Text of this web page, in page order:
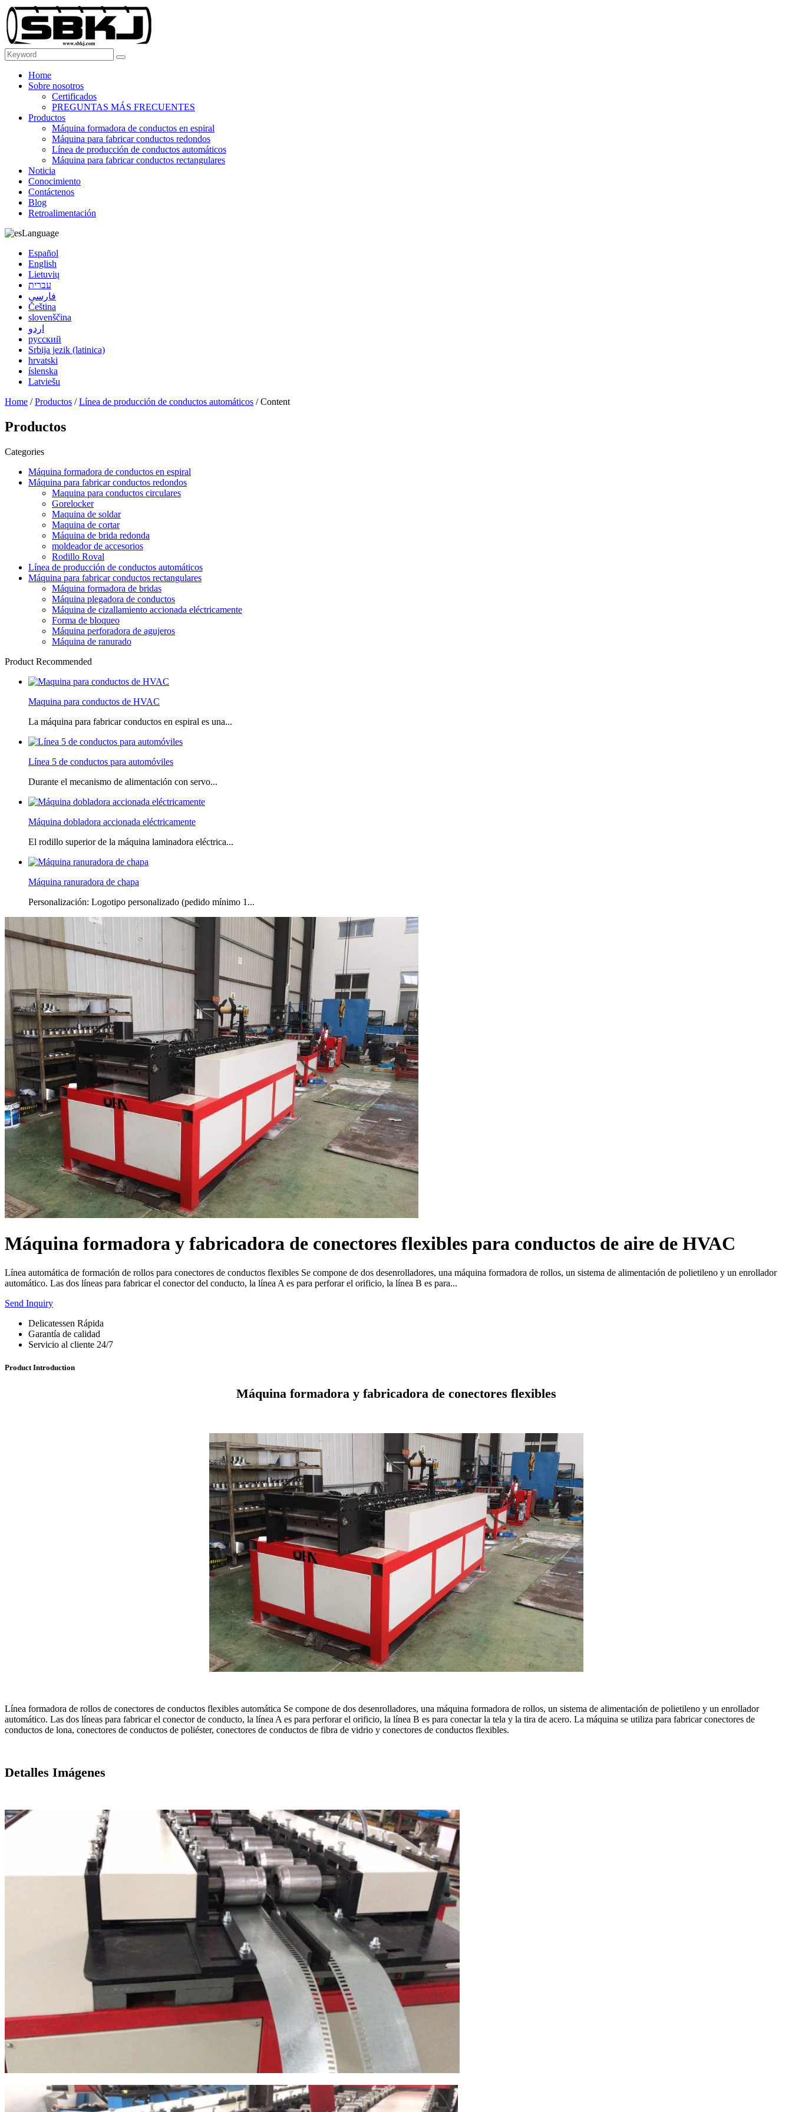
Home
Sobre nosotros
Certificados
PREGUNTAS MÁS FRECUENTES
Productos
Máquina formadora de conductos en espiral
Máquina para fabricar conductos redondos
Línea de producción de conductos automáticos
Máquina para fabricar conductos rectangulares
Noticia
Conocimiento
Contáctenos
Blog
Retroalimentación
Language
Español
English
Lietuvių
עברית
فارسی
Čeština
slovenščina
اردو
русский
Srbija jezik (latinica)
hrvatski
íslenska
Latviešu
Home /Productos /Línea de producción de conductos automáticos / Content
Productos
Categories
Máquina formadora de conductos en espiral
Máquina para fabricar conductos redondos
Maquina para conductos circulares
Gorelocker
Maquina de soldar
Maquina de cortar
Máquina de brida redonda
moldeador de accesorios
Rodillo Roval
Línea de producción de conductos automáticos
Máquina para fabricar conductos rectangulares
Máquina formadora de bridas
Máquina plegadora de conductos
Máquina de cizallamiento accionada eléctricamente
Forma de bloqueo
Máquina perforadora de agujeros
Máquina de ranurado
Product Recommended
Maquina para conductos de HVAC
La máquina para fabricar conductos en espiral es una...
Línea 5 de conductos para automóviles
Durante el mecanismo de alimentación con servo...
Máquina dobladora accionada eléctricamente
El rodillo superior de la máquina laminadora eléctrica...
Máquina ranuradora de chapa
Personalización: Logotipo personalizado (pedido mínimo 1...
Máquina formadora y fabricadora de conectores flexibles para conductos de aire de HVAC
Línea automática de formación de rollos para conectores de conductos flexibles Se compone de dos desenrolladores, una máquina formadora de rollos, un sistema de alimentación de polietileno y un enrollador
automático. Las dos líneas para fabricar el conector del conducto, la línea A es para perforar el orificio, la línea B es para...
Send Inquiry
Delicatessen Rápida
Garantía de calidad
Servicio al cliente 24/7
Product Introduction
Máquina formadora y fabricadora de conectores flexibles
Línea formadora de rollos de conectores de conductos flexibles automática Se compone de dos desenrolladores, una máquina formadora de rollos, un sistema de alimentación de polietileno y un enrollador
automático. Las dos líneas para fabricar el conector de conducto, la línea A es para perforar el orificio, la línea B es para conectar la tela y la tira de acero. La máquina se utiliza para fabricar conectores de
conductos de lona, ​​​​conectores de conductos de poliéster, conectores de conductos de fibra de vidrio y conectores de conductos flexibles.
Detalles Imágenes